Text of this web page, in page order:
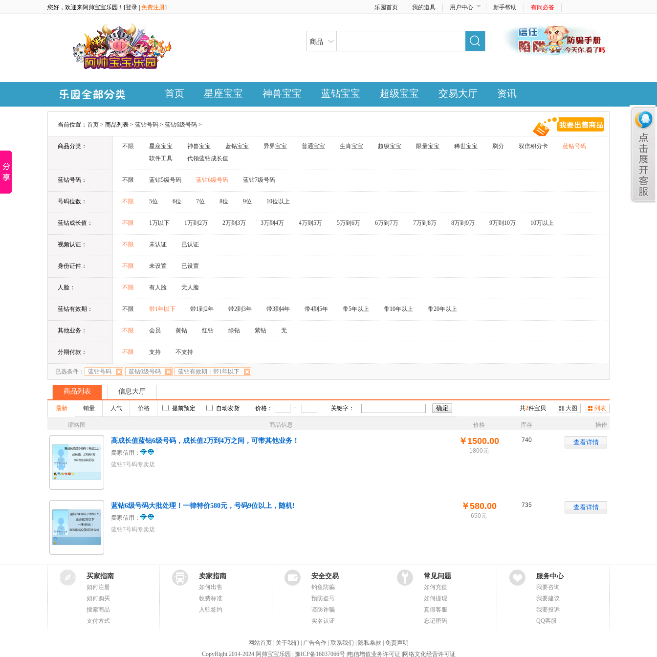
您好，欢迎来阿帅宝宝乐园！[登录 免费注册] 乐园首页 我的道具 用户中心 新手帮助 有问必答
商品
首页 星座宝宝 神兽宝宝 蓝钻宝宝 超级宝宝 交易大厅 资讯
当前位置： 首页 > 商品列表 > 蓝钻号码 > 蓝钻6级号码 >
商品分类： 不限 星座宝宝 神兽宝宝 蓝钻宝宝 异界宝宝 普通宝宝 生肖宝宝 超级宝宝 限量宝宝 稀世宝宝 刷分 双倍积分卡
蓝钻号码
软件工具
代领蓝钻成长值
蓝钻号码： 不限 蓝钻5级号码 蓝钻6级号码 蓝钻7级号码
号码位数： 不限 5位 6位 7位 8位 9位 10位以上
蓝钻成长值： 不限 1万以下 1万到2万 2万到3万 3万到4万 4万到5万 5万到6万 6万到7万 7万到8万 8万到9万 9万到10万 10万以上
视频认证： 不限 未认证 已认证
身份证件： 不限 未设置 已设置
人脸： 不限 有人脸 无人脸
蓝钻有效期： 不限 带1年以下 带1到2年 带2到3年 带3到4年 带4到5年 带5年以上 带10年以上 带20年以上
其他业务： 不限 会员 黄钻 红钻 绿钻 紫钻 无
分期付款： 不限 支持 不支持
已选条件： 蓝钻号码 蓝钻6级号码 蓝钻有效期：带1年以下
商品列表 信息大厅
最新 销量 人气 价格 提前预定 自动发货 价格： - 关键字： 共2件宝贝 列表
大图
缩略图 商品信息 价格 库存 操作
高成长值蓝钻6级号码，成长值2万到4万之间，可带其他业务！
卖家信用：
蓝钻7号码专卖店
￥1500.00
1800元
740
蓝钻6级号码大批处理！一律特价580元，号码9位以上，随机!
卖家信用：
蓝钻7号码专卖店
￥580.00
650元
735
买家指南
如何注册
如何购买
搜索商品
支付方式
卖家指南
如何出售
收费标准
入驻签约
安全交易
钓鱼防骗
预防盗号
谨防诈骗
实名认证
常见问题
如何充值
如何提现
真假客服
忘记密码
服务中心
我要咨询
我要建议
我要投诉
QQ客服
网站首页 关于我们 广告合作 联系我们 隐私条款
免责声明
CopyRight 2014-2024 阿帅宝宝乐园 |
豫ICP备16037066号| 电信增值业务许可证 网络文化经营许可证